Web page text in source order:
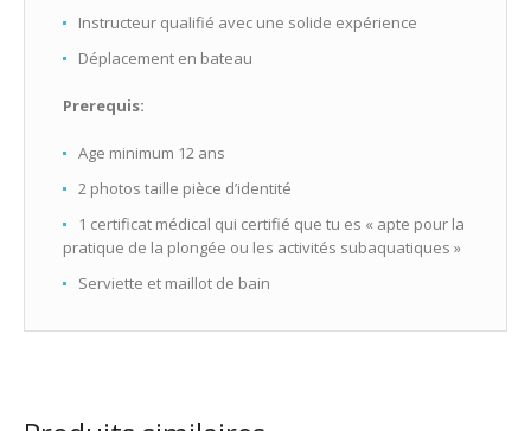
Instructeur qualifié avec une solide expérience
Déplacement en bateau
Prerequis:
Age minimum 12 ans
2 photos taille pièce d’identité
1 certificat médical qui certifié que tu es « apte pour la
pratique de la plongée ou les activités subaquatiques »
Serviette et maillot de bain